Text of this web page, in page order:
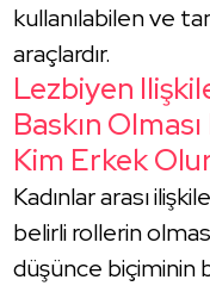
kullanılabilen ve
araçlardır.
Lezbiyen
Baskın
Kim Erkek
Kadınlar arası
belirli rollerin
düşünce biçiminin